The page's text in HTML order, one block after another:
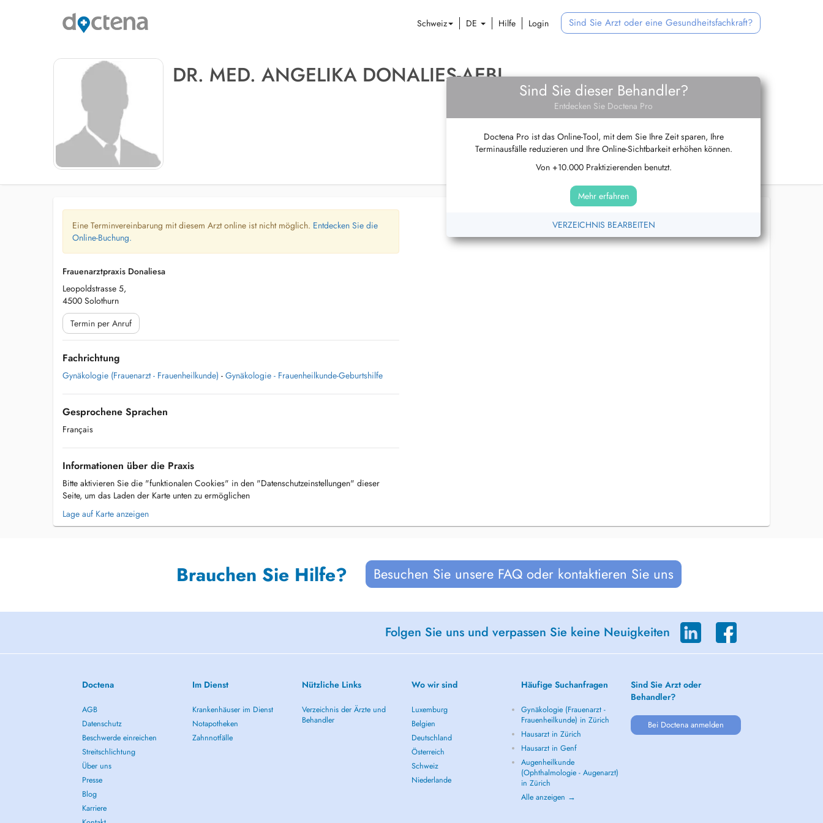
Schweiz DE Hilfe Login Sind Sie Arzt oder eine Gesundheitsfachkraft?
DR. MED. ANGELIKA DONALIES-AEBI
Sind Sie dieser Behandler?
Entdecken Sie Doctena Pro
Doctena Pro ist das Online-Tool, mit dem Sie Ihre Zeit sparen, Ihre
Terminausfälle reduzieren und Ihre Online-Sichtbarkeit erhöhen können.
Von +10.000 Praktizierenden benutzt.
Mehr erfahren
VERZEICHNIS BEARBEITEN
Eine Terminvereinbarung mit diesem Arzt online ist nicht möglich. Entdecken Sie die
Online-Buchung.
Frauenarztpraxis Donaliesa
Leopoldstrasse 5,
4500 Solothurn
Termin per Anruf
Fachrichtung
Gynäkologie (Frauenarzt - Frauenheilkunde) - Gynäkologie - Frauenheilkunde-Geburtshilfe
Gesprochene Sprachen
Français
Informationen über die Praxis
Bitte aktivieren Sie die "funktionalen Cookies" in den "Datenschutzeinstellungen" dieser
Seite, um das Laden der Karte unten zu ermöglichen
Lage auf Karte anzeigen
Brauchen Sie Hilfe? Besuchen Sie unsere FAQ oder kontaktieren Sie uns
Folgen Sie uns und verpassen Sie keine Neuigkeiten
Doctena
AGB
Datenschutz
Beschwerde einreichen
Streitschlichtung
Über uns
Presse
Blog
Karriere
Im Dienst
Krankenhäuser im Dienst
Notapotheken
Zahnnotfälle
Nützliche Links
Verzeichnis der Ärzte und
Behandler
Wo wir sind
Luxemburg
Belgien
Deutschland
Österreich
Schweiz
Niederlande
Häufige Suchanfragen
Gynäkologie (Frauenarzt -
Frauenheilkunde) in Zürich
Hausarzt in Zürich
Hausarzt in Genf
Augenheilkunde
(Ophthalmologie - Augenarzt)
in Zürich
Alle anzeigen →
Sind Sie Arzt oder
Behandler?
Bei Doctena anmelden